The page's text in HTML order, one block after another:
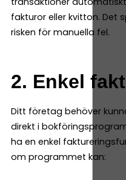
fakturor eller kvitton. Det
risken för manuella fel.
2. Enkel
Ditt företag behöver
direkt i
ha en enkel
om programmet kan: